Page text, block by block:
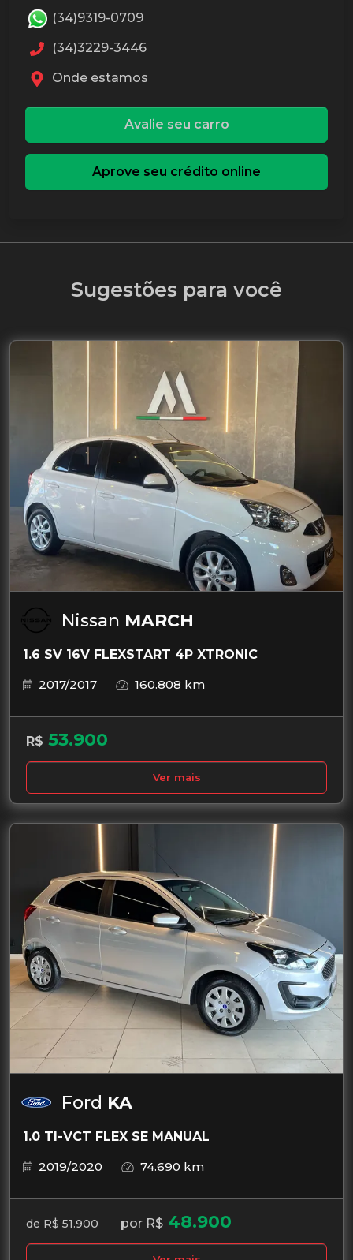
(34)9319-0709
(34)3229-3446
Onde estamos
Avalie seu carro
Aprove seu crédito online
Sugestões para você
Nissan MARCH
1.6 SV 16V FLEXSTART 4P XTRONIC
2017/2017
160.808 km
R$ 53.900
Ver mais
Ford KA
1.0 TI-VCT FLEX SE MANUAL
2019/2020
74.690 km
de R$ 51.900 por R$ 48.900